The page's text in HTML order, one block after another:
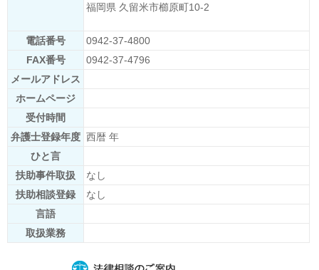
福岡県 久留米市櫛原町10-2
電話番号
0942-37-4800
FAX番号
0942-37-4796
メールアドレス
ホームページ
受付時間
弁護士登録年度 西暦 年
ひと言
扶助事件取扱
なし
扶助相談登録
なし
言語
取扱業務